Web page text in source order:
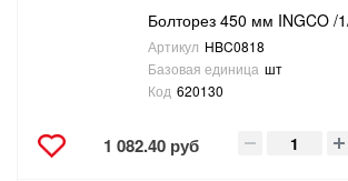
Болторез 450 мм INGCO /
Артикул HBC0818
Базовая единица шт
Код 620130
1 082.40 руб